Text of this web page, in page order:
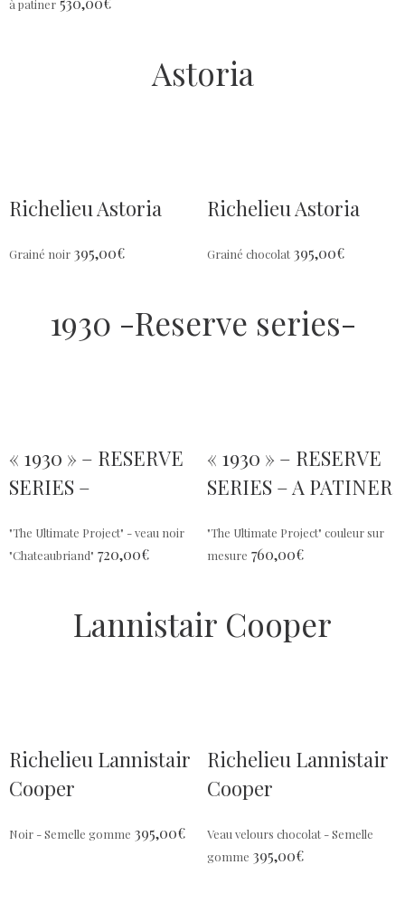
à patiner
Astoria
Richelieu Astoria
Grainé noir 395,00€
Richelieu Astoria
Grainé chocolat 395,00€
1930 -Reserve series-
« 1930 » – RESERVE
SERIES –
"The Ultimate Project" - veau noir
"Chateaubriand" 720,00€
« 1930 » – RESERVE
SERIES – A PATINER
"The Ultimate Project" couleur sur
mesure 760,00€
Lannistair Cooper
Richelieu Lannistair
Cooper
Noir - Semelle gomme 395,00€
Richelieu Lannistair
Cooper
Veau velours chocolat - Semelle
gomme 395,00€